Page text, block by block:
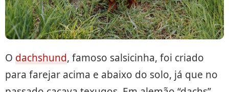
O dachshund, famoso salsicinha, foi criado
para farejar acima e abaixo do solo, já que no